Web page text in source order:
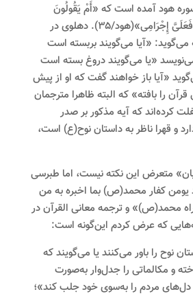
در آیه ۳۵ سوره هود آمده است که «أَمْ یَقُولُونَ
افْتَرَاهُ قُلْ إِنِ افْتَرَیْتُهُ فَعَلَیَّ إِجْرَامِی»(هود/۳۵). دهلوی در
می‌گوید: «آیا می‌گویند بربسته است
«یا می‌گویند دروغ بسته است
«آیا باز خواهند گفت که او از پیش
را بافته» که البته ظاهرا مترجمان
کرده‌اند که آیه مذکور بر صدر
و قهرا ناظر به داستان نوح(ع) است،
متعرض این نکته نیست، اما طبرسی
یومن کفار محمد(ص) بما اخبره به من
محمد(ص)» و ترجمه معانی القرآن در
که عرض کردم این‌گونه است:
نوح را باور می‌کنند یا می‌گویند که
و مکالماتی را جدل‌وار به‌صورت
دل‌های مردم را به‌سوی خود جلب کند»؛